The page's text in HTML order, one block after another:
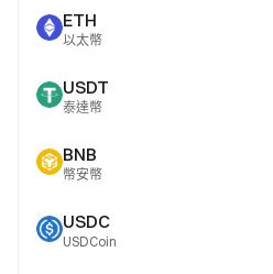
ETH
以太幣
USDT
泰達幣
BNB
幣安幣
USDC
USDCoin